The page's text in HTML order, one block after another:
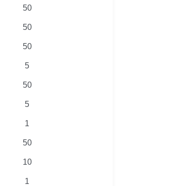
50
50
50
5
50
5
1
50
10
1